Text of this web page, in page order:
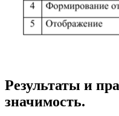
Результаты и
значимость.